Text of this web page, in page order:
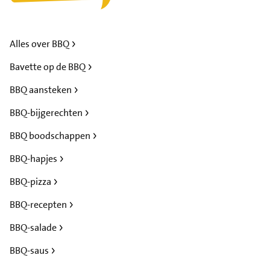
Alles over BBQ
Bavette op de BBQ
BBQ aansteken
BBQ-bijgerechten
BBQ boodschappen
BBQ-hapjes
BBQ-pizza
BBQ-recepten
BBQ-salade
BBQ-saus